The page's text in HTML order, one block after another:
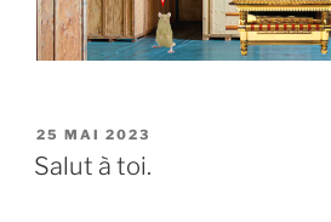
PUBLIÉ
LE
25 MAI 2023
Salut à toi.